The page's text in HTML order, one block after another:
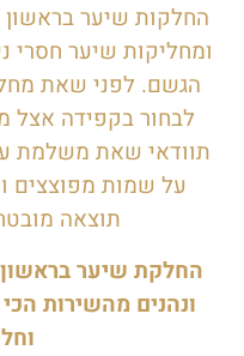
החלקות שיער בראשון
ומחליקות שיער חסרי
הגשם. לפני שאת
לבחור בקפידה
תוודאי שאת משלמת
על שמות מפוצצים
תוצאה
החלקת שיער
ונהנים מהשירות
וחלק